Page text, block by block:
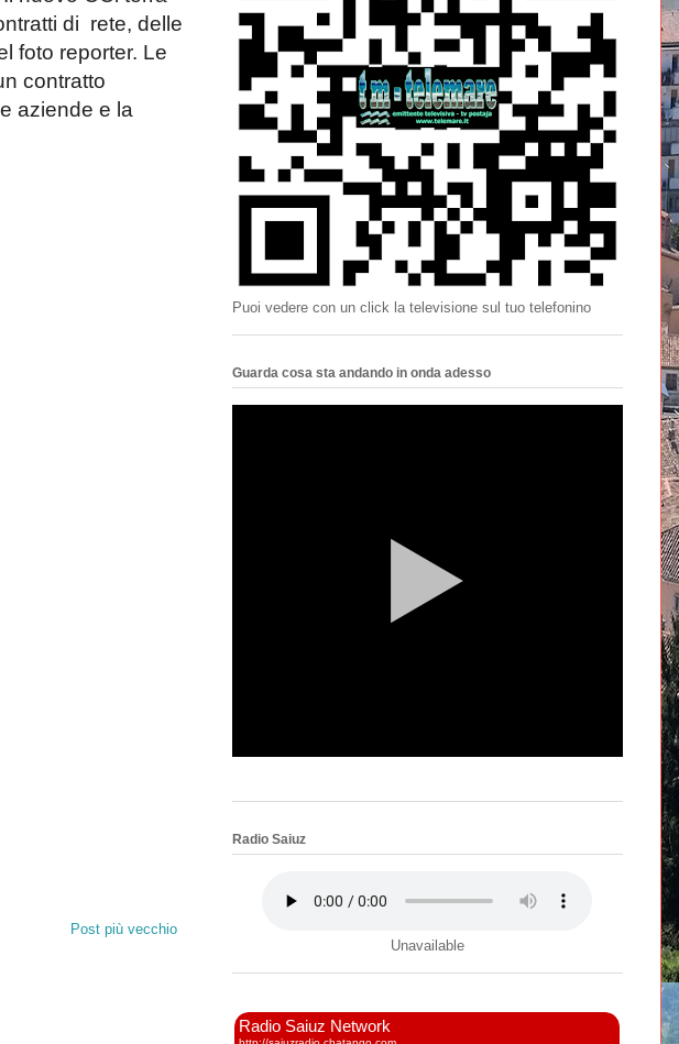
di rete, delle
foto reporter. Le
contratto
aziende e la
Post più vecchio
Puoi vedere con un click la televisione sul tuo telefonino
Guarda cosa sta andando in onda adesso
Radio Saiuz
Unavailable